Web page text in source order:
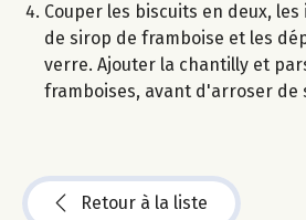
Couper les biscuits en deux,
de sirop de framboise et les
verre. Ajouter la chantilly et
framboises, avant d'arroser de
Retour à la liste